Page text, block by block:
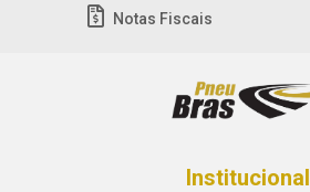
Notas Fiscais
Institucional